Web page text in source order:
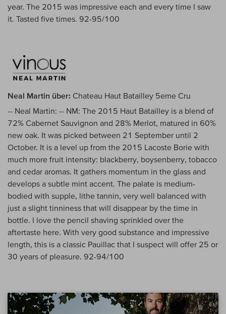
year. The 2015 was impressive each and every time I saw
it. Tasted five times. 92-95/100
Neal Martin über: Chateau Haut Batailley 5eme Cru
-- Neal Martin: -- NM: The 2015 Haut Batailley is a blend of
72% Cabernet Sauvignon and 28% Merlot, matured in 60%
new oak. It was picked between 21 September until 2
October. It is a level up from the 2015 Lacoste Borie with
much more fruit intensity: blackberry, boysenberry, tobacco
and cedar aromas. It gathers momentum in the glass and
develops a subtle mint accent. The palate is medium-
bodied with supple, lithe tannin, very well balanced with
just a slight tinniness that will disappear by the time in
bottle. I love the pencil shaving sprinkled over the
aftertaste here. With very good substance and impressive
length, this is a classic Pauillac that I suspect will offer 25 or
30 years of pleasure. 92-94/100